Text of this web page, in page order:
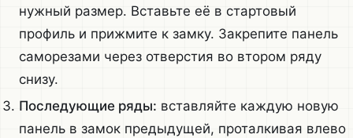
нужный размер. Вставьте её в стартовый
профиль и прижмите к замку. Закрепите панель
саморезами через отверстия во втором ряду
снизу.
Последующие ряды: вставляйте каждую новую
панель в замок предыдущей, проталкивая влево